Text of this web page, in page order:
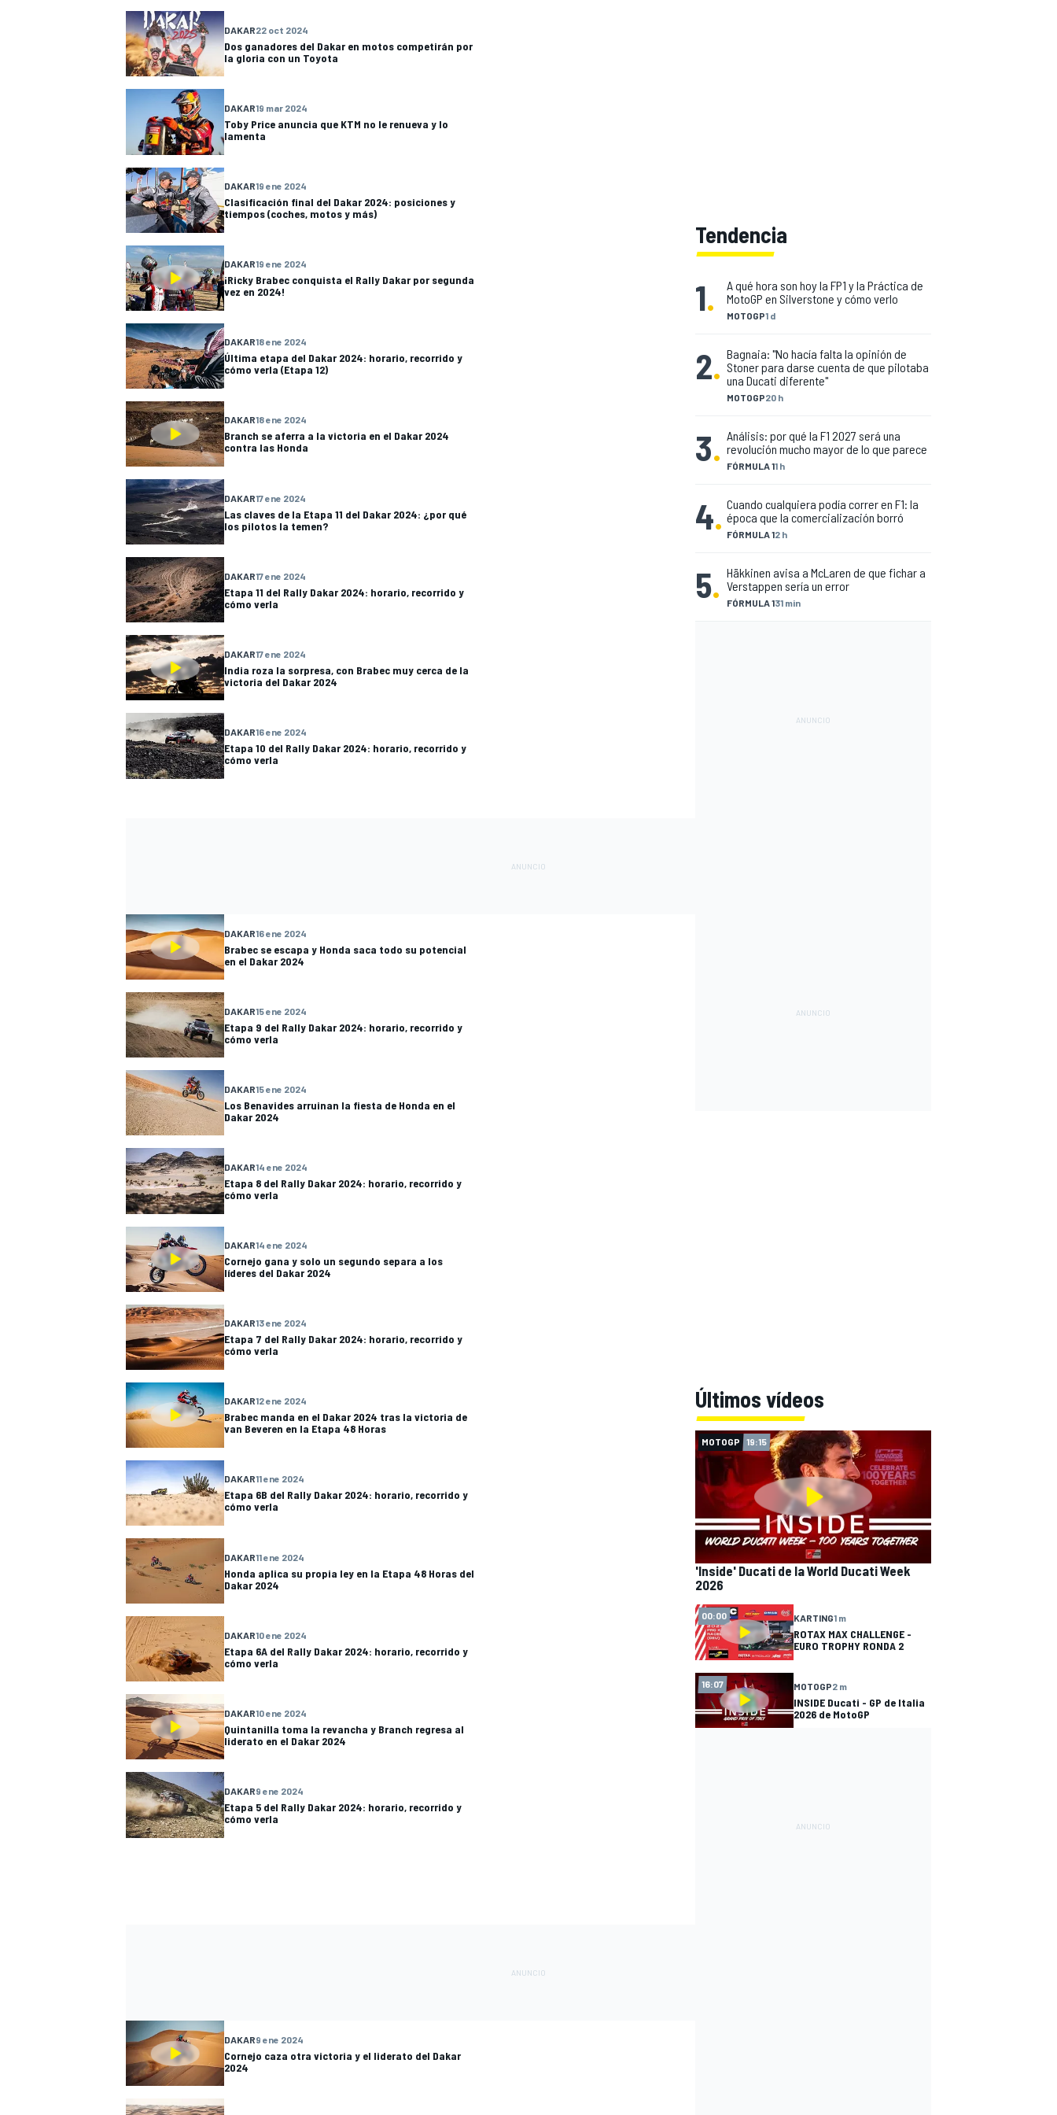
MÁS CATEGORÍAS
DAKAR22 oct 2024
Dos ganadores del Dakar en motos competirán por
la gloria con un Toyota
DAKAR19 mar 2024
Toby Price anuncia que KTM no le renueva y lo
lamenta
DAKAR19 ene 2024
Clasificación final del Dakar 2024: posiciones y
tiempos (coches, motos y más)
DAKAR19 ene 2024
¡Ricky Brabec conquista el Rally Dakar por segunda
vez en 2024!
DAKAR18 ene 2024
Última etapa del Dakar 2024: horario, recorrido y
cómo verla (Etapa 12)
DAKAR18 ene 2024
Branch se aferra a la victoria en el Dakar 2024
contra las Honda
DAKAR17 ene 2024
Las claves de la Etapa 11 del Dakar 2024: ¿por qué
los pilotos la temen?
DAKAR17 ene 2024
Etapa 11 del Rally Dakar 2024: horario, recorrido y
cómo verla
DAKAR17 ene 2024
India roza la sorpresa, con Brabec muy cerca de la
victoria del Dakar 2024
DAKAR16 ene 2024
Etapa 10 del Rally Dakar 2024: horario, recorrido y
cómo verla
Tendencia
1. MOTOGP1 d
A qué hora son hoy la FP1 y la Práctica de
MotoGP en Silverstone y cómo verlo
2.
MOTOGP20 h
Bagnaia: "No hacía falta la opinión de
Stoner para darse cuenta de que pilotaba
una Ducati diferente"
3. FÓRMULA 11 h
Análisis: por qué la F1 2027 será una
revolución mucho mayor de lo que parece
4. FÓRMULA 12 h
Cuando cualquiera podía correr en F1: la
época que la comercialización borró
5. FÓRMULA 131 min
Häkkinen avisa a McLaren de que fichar a
Verstappen sería un error
DAKAR16 ene 2024
Brabec se escapa y Honda saca todo su potencial
en el Dakar 2024
DAKAR15 ene 2024
Etapa 9 del Rally Dakar 2024: horario, recorrido y
cómo verla
DAKAR15 ene 2024
Los Benavides arruinan la fiesta de Honda en el
Dakar 2024
DAKAR14 ene 2024
Etapa 8 del Rally Dakar 2024: horario, recorrido y
cómo verla
DAKAR14 ene 2024
Cornejo gana y solo un segundo separa a los
líderes del Dakar 2024
DAKAR13 ene 2024
Etapa 7 del Rally Dakar 2024: horario, recorrido y
cómo verla
DAKAR12 ene 2024
Brabec manda en el Dakar 2024 tras la victoria de
van Beveren en la Etapa 48 Horas
DAKAR11 ene 2024
Etapa 6B del Rally Dakar 2024: horario, recorrido y
cómo verla
DAKAR11 ene 2024
Honda aplica su propia ley en la Etapa 48 Horas del
Dakar 2024
DAKAR10 ene 2024
Etapa 6A del Rally Dakar 2024: horario, recorrido y
cómo verla
DAKAR10 ene 2024
Quintanilla toma la revancha y Branch regresa al
liderato en el Dakar 2024
DAKAR9 ene 2024
Etapa 5 del Rally Dakar 2024: horario, recorrido y
cómo verla
Últimos vídeos
MOTOGP 19:15
'Inside' Ducati de la World Ducati Week
2026
00:00 KARTING1 m
ROTAX MAX CHALLENGE -
EURO TROPHY RONDA 2
16:07 MOTOGP2 m
INSIDE Ducati - GP de Italia
2026 de MotoGP
DAKAR9 ene 2024
Cornejo caza otra victoria y el liderato del Dakar
2024